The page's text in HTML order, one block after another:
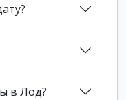
в Лод?